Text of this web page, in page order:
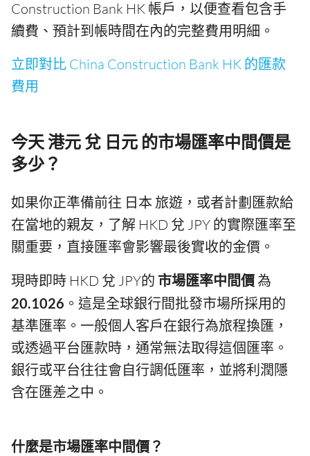
Construction Bank HK 帳戶，以便查看包含手
續費、預計到帳時間在內的完整費用明細。
立即對比 China Construction Bank HK 的匯款
費用
今天 港元 兌 日元 的市場匯率中間價是
多少？
如果你正準備前往 日本 旅遊，或者計劃匯款給
在當地的親友，了解 HKD 兌 JPY 的實際匯率至
關重要，直接匯率會影響最後實收的金價。
現時即時 HKD 兌 JPY的 市場匯率中間價為
20.1026 。這是全球銀行間批發市場所採用的
基準匯率。一般個人客戶在銀行為旅程換匯，
或透過平台匯款時，通常無法取得這個匯率。
銀行或平台往往會自行調低匯率，並將利潤隱
含在匯差之中。
什麼是市場匯率中間價？